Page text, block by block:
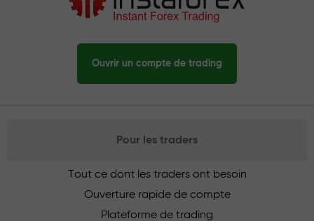
Ouvrir un compte de trading
Pour les traders
Tout ce dont les traders ont besoin
Ouverture rapide de compte
Plateforme de trading